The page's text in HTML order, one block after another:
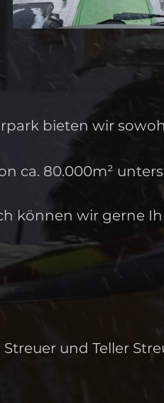
bieten wir
ca. 80.000m²
können wir gerne
und Teller